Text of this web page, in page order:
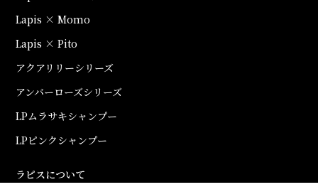
Lapis × Momo
Lapis × Pito
アクアリリーシリーズ
アンバーローズシリーズ
LPムラサキシャンプー
LPピンクシャンプー
ラピスについて